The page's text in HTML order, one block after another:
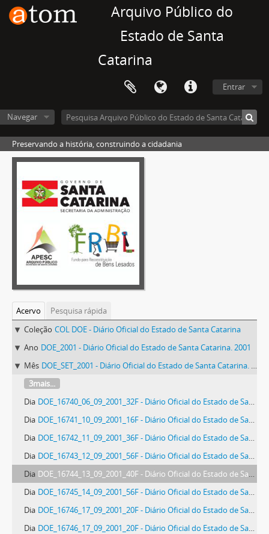
Arquivo Público do
Estado de Santa
Catarina
Entrar
Navegar
Preservando a história, construindo a cidadania
Acervo
Pesquisa rápida
Coleção COL DOE - Diário Oficial do Estado de Santa Catarina
Ano DOE_2001 - Diário Oficial do Estado de Santa Catarina. 2001
Mês DOE_SET_2001 - Diário Oficial do Estado de Santa Catarina. Setembro de 2001
3mais...
Dia DOE_16740_06_09_2001_32F - Diário Oficial do Estado de Santa Catarina. Ano 68. N° 16740 de 06/09/2001
Dia DOE_16741_10_09_2001_16F - Diário Oficial do Estado de Santa Catarina. Ano 68. N° 16741 de 10/09/2001
Dia DOE_16742_11_09_2001_36F - Diário Oficial do Estado de Santa Catarina. Ano 68. N° 16742 de 11/09/2001
Dia DOE_16743_12_09_2001_56F - Diário Oficial do Estado de Santa Catarina. Ano 68. N° 16743 de 12/09/2001
Dia DOE_16744_13_09_2001_40F - Diário Oficial do Estado de Santa Catarina. Ano 68. N° 16744 de 13/09/2001
Dia DOE_16745_14_09_2001_56F - Diário Oficial do Estado de Santa Catarina. Ano 68. N° 16745 de 14/09/2001
Dia DOE_16746_17_09_2001_20F - Diário Oficial do Estado de Santa Catarina. Ano 68. N° 16746 de 17/09/2001
Dia DOE_16746_17_09_2001_20F - Diário Oficial do Estado de Santa Catarina. Ano 68. N° 16746 de 17/09/2001